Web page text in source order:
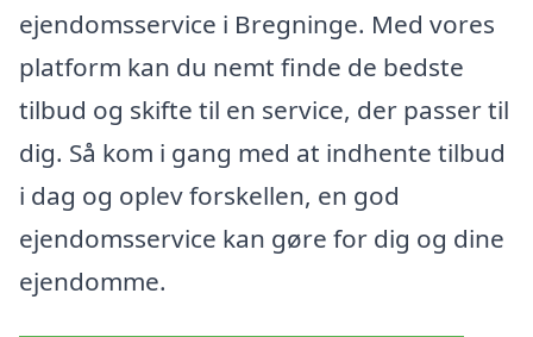
ejendomsservice i Bregninge. Med vores
platform kan du nemt finde de bedste
tilbud og skifte til en service, der passer til
dig. Så kom i gang med at indhente tilbud
i dag og oplev forskellen, en god
ejendomsservice kan gøre for dig og dine
ejendomme.